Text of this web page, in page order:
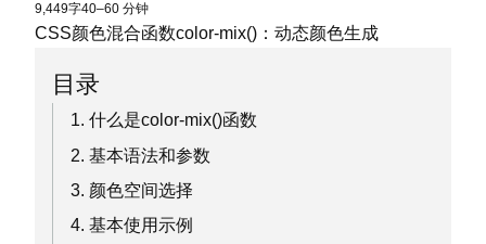
9,449字40–60 分钟
CSS颜色混合函数color-mix()：动态颜色生成
目录
1. 什么是color-mix()函数
2. 基本语法和参数
3. 颜色空间选择
4. 基本使用示例